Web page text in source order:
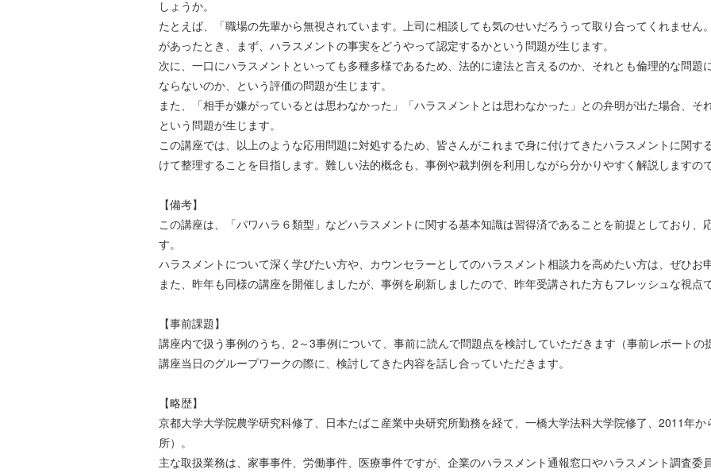
しょうか。
たとえば、「職場の先輩から無視されています。上司に相談しても気のせいだろうって取り合ってくれません
があったとき、まず、ハラスメントの事実をどうやって認定するかという問題が生じます。
次に、一口にハラスメントといっても多種多様であるため、法的に違法と言えるのか、それとも倫理的な問題
ならないのか、という評価の問題が生じます。
また、「相手が嫌がっているとは思わなかった」「ハラスメントとは思わなかった」との弁明が出た場合、そ
という問題が生じます。
この講座では、以上のような応用問題に対処するため、皆さんがこれまで身に付けてきたハラスメントに関す
けて整理することを目指します。難しい法的概念も、事例や裁判例を利用しながら分かりやすく解説しますの
【備考】
この講座は、「パワハラ６類型」などハラスメントに関する基本知識は習得済であることを前提としており、
す。
ハラスメントについて深く学びたい方や、カウンセラーとしてのハラスメント相談力を高めたい方は、ぜひお
また、昨年も同様の講座を開催しましたが、事例を刷新しましたので、昨年受講された方もフレッシュな視点
【事前課題】
講座内で扱う事例のうち、2～3事例について、事前に読んで問題点を検討していただきます（事前レポートの
講座当日のグループワークの際に、検討してきた内容を話し合っていただきます。
【略歴】
京都大学大学院農学研究科修了、日本たばこ産業中央研究所勤務を経て、一橋大学法科大学院修了、2011年
所）。
主な取扱業務は、家事事件、労働事件、医療事件ですが、企業のハラスメント通報窓口やハラスメント調査委